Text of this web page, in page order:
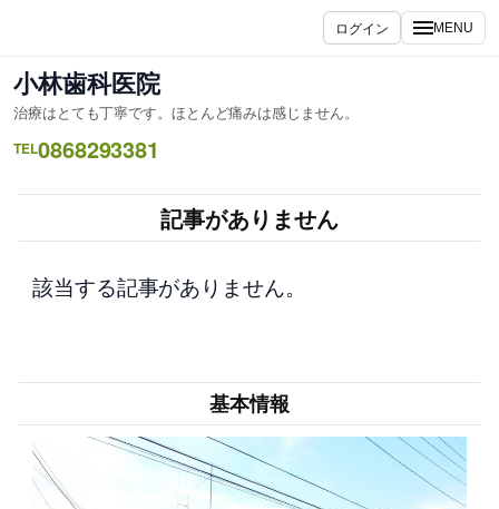
ス
キ
ッ
ログイン MENU
小林歯科医院
治療はとても丁寧です。ほとんど痛みは感じません。
TEL0868293381
記事がありません
該当する記事がありません。
基本情報